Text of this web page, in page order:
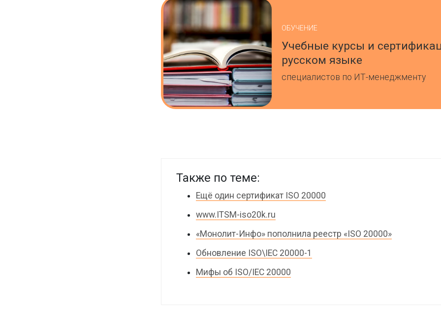
ОБУЧЕНИЕ
Учебные курсы и
русском языке
специалистов по ИТ-менеджменту
Также по теме:
Ещё один сертификат ISO 20000
www.ITSM-iso20k.ru
«Монолит-Инфо» пополнила реестр «ISO 20000»
Обновление ISO\IEC 20000-1
Мифы об ISO/IEC 20000